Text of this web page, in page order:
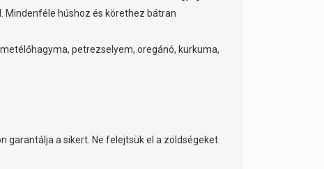
Mindenféle húshoz és körethez bátran
petrezselyem, oregánó, kurkuma,
garantálja a sikert. Ne felejtsük el a zöldségeket